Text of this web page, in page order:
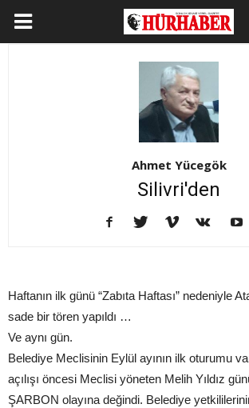
Ahmet Yücegök
Silivri'den
Haftanın ilk günü “Zabıta Haftası” nedeniyle
sade bir tören yapıldı …
Ve aynı gün.
Belediye Meclisinin Eylül ayının ilk oturumu
açılışı öncesi Meclisi yöneten Melih Yıldız
ŞARBON olayına değindi. Belediye